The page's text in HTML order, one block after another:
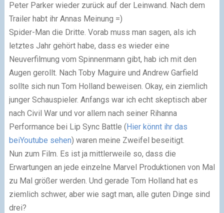
Peter Parker wieder zurück auf der Leinwand. Nach dem
Trailer habt ihr Annas Meinung =)
Spider-Man die Dritte. Vorab muss man sagen, als ich
letztes Jahr gehört habe, dass es wieder eine
Neuverfilmung vom Spinnenmann gibt, hab ich mit den
Augen gerollt. Nach Toby Maguire und Andrew Garfield
sollte sich nun Tom Holland beweisen. Okay, ein ziemlich
junger Schauspieler. Anfangs war ich echt skeptisch aber
nach Civil War und vor allem nach seiner Rihanna
Performance bei Lip Sync Battle (Hier könnt ihr das
beiYoutube sehen) waren meine Zweifel beseitigt.
Nun zum Film. Es ist ja mittlerweile so, dass die
Erwartungen an jede einzelne Marvel Produktionen von Mal
zu Mal größer werden. Und gerade Tom Holland hat es
ziemlich schwer, aber wie sagt man, alle guten Dinge sind
drei?